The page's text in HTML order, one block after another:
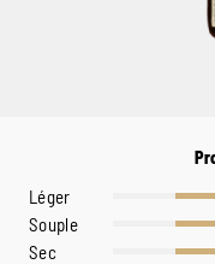
Léger
Souple
Sec